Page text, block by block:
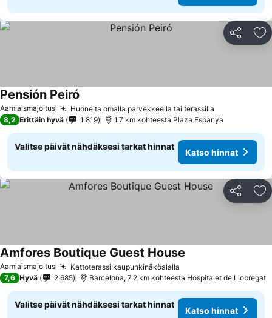
Jaa
Aamiaismajoitus Huoneita omalla parvekkeella tai terassilla
Pensión Peiró
8,2 Erittäin hyvä 1 819 1.7 km kohteesta Plaza Espanya
Valitse päivät nähdäksesi tarkat hinnat
Katso hinnat
Jaa
Aamiaismajoitus Kattoterassi kaupunkinäköalalla
Amfores Boutique Guest House
7,6 Hyvä 2 685 Barcelona, 7.2 km kohteesta Hospitalet de Llobregat
Valitse päivät nähdäksesi tarkat hinnat
Katso hinnat